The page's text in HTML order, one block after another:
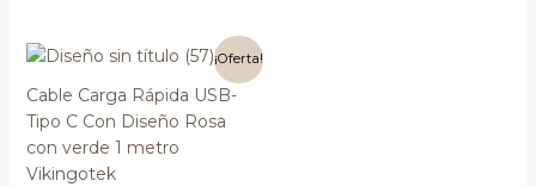
¡Oferta!
Cable Carga Rápida USB-
Tipo C Con Diseño Rosa
con verde 1 metro
Vikingotek
El
original
era:
$90.00.
El
precio
actual
es:
$70.00.